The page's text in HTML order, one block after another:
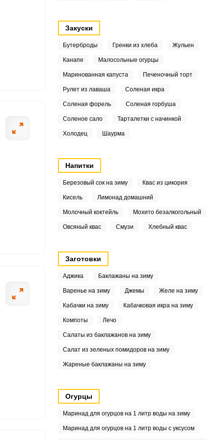
Закуски
Бутерброды Гренки из хлеба Жульен
Канапе Малосольные огурцы
Маринованная капуста Печеночный торт
Рулет из лаваша Соленая икра
Соленая форель Соленая горбуша
Соленое сало Тарталетки с начинкой
Холодец Шаурма
Напитки
Березовый сок на зиму Квас из цикория
Кисель Лимонад домашний
Молочный коктейль Мохито безалкогольный
Овсяный квас Смузи Хлебный квас
Заготовки
Аджика Баклажаны на зиму
Варенье на зиму Джемы Желе на зиму
Кабачки на зиму Кабачковая икра на зиму
Компоты Лечо
Салаты из баклажанов на зиму
Салат из зеленых помидоров на зиму
Жареные баклажаны на зиму
Огурцы
Маринад для огурцов на 1 литр воды на зиму
Маринад для огурцов на 1 литр воды с уксусом
сито, можно это